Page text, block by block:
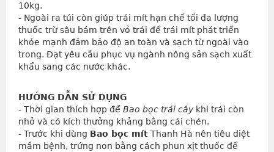
10kg.
- Ngoài ra túi còn giúp trái mít hạn chế tối đa lượng
thuốc trừ sâu bám trên vỏ trái để trái mít phát triển
khỏe mạnh đảm bảo độ an toàn và sạch từ ngoài vào
trong. Đạt yêu cầu phục vụ ngành nông sản sạch xuất
khẩu sang các nước khác.
HƯỚNG DẪN SỬ DỤNG
- Thời gian thích hợp để Bao bọc trái cây khi trái còn
nhỏ và có kích thưởng khảng bằng cái chén.
- Trước khi dùng Bao bọc mít Thanh Hà nên tiêu diệt
mầm bệnh, trứng non bằng cách phun xịt thuốc để